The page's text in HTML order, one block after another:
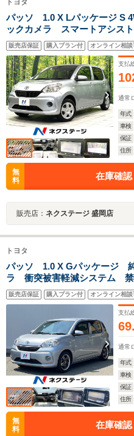
トヨタ
パッソ 1.0 X Lパッケージ
ックカメラ スマートアシス
ー LEDヘッド ETC2.0 オ
Bluetooth CD DVD再生 地
販売店保証 購入プラン付 オンライン相談
支払
通常
年式
車検
保証
住所
無
料
在庫確
販売店： ネクステージ 盛岡店
トヨタ
パッソ 1.0 X Gパッケージ
ラ 衝突被害軽減システム
コーナーセンサー スマート
インETC オートライト オ
販売店保証 購入プラン付 オンライン相談
支払
69.
通常
年式
車検
保証
住所
無
料
在庫確